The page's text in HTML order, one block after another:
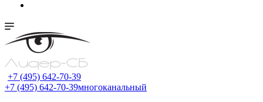
+7 (495) 642-70-39
+7 (495) 642-70-39многоканальный